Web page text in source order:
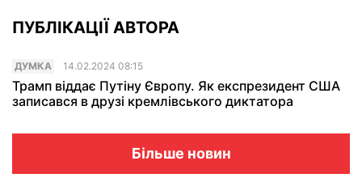
ПУБЛІКАЦІЇ АВТОРА
ДУМКА 14.02.2024 08:15
Трамп віддає Путіну Європу. Як експрезидент США
записався в друзі кремлівського диктатора
Більше новин